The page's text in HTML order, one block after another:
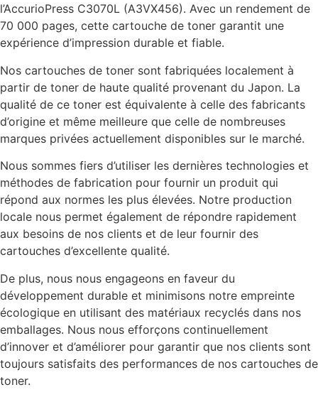
l’AccurioPress C3070L (A3VX456). Avec un rendement de
70 000 pages, cette cartouche de toner garantit une
expérience d’impression durable et fiable.
Nos cartouches de toner sont fabriquées localement à
partir de toner de haute qualité provenant du Japon. La
qualité de ce toner est équivalente à celle des fabricants
d’origine et même meilleure que celle de nombreuses
marques privées actuellement disponibles sur le marché.
Nous sommes fiers d’utiliser les dernières technologies et
méthodes de fabrication pour fournir un produit qui
répond aux normes les plus élevées. Notre production
locale nous permet également de répondre rapidement
aux besoins de nos clients et de leur fournir des
cartouches d’excellente qualité.
De plus, nous nous engageons en faveur du
développement durable et minimisons notre empreinte
écologique en utilisant des matériaux recyclés dans nos
emballages. Nous nous efforçons continuellement
d’innover et d’améliorer pour garantir que nos clients sont
toujours satisfaits des performances de nos cartouches de
toner.